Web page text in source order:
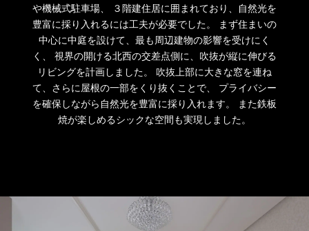
や機械式駐車場、
３階建住居に囲まれており、自然光を
豊富に採り入れるには工夫が必要でした。
まず住まいの
中心に中庭を設けて、最も周辺建物の影響を受けにく
く、
視界の開ける北西の交差点側に、吹抜が縦に伸びる
リビングを計画しました。
吹抜上部に大きな窓を連ね
て、さらに屋根の一部をくり抜くことで、
プライバシー
を確保しながら自然光を豊富に採り入れます。
また鉄板
焼が楽しめるシックな空間も実現しました。